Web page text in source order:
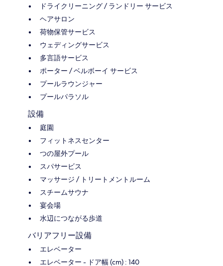
ドライクリーニング / ランドリー サービス
ヘアサロン
荷物保管サービス
ウェディングサービス
多言語サービス
ポーター / ベルボーイ サービス
プールラウンジャー
プールパラソル
設備
庭園
フィットネスセンター
つの屋外プール
スパサービス
マッサージ / トリートメントルーム
スチームサウナ
宴会場
水辺につながる歩道
バリアフリー設備
エレベーター
エレベーター - ドア幅 (cm) : 140